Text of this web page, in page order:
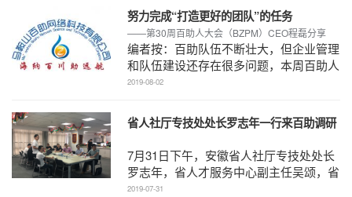
努力完成“打造更好的团队”的任务
——第30周百助人大会（BZPM）CEO程磊分享
编者按：百助队伍不断壮大，但企业管理
和队伍建设还存在很多问题，本周百助人
大会上CEO程磊在分享中指出，就部门
2019-08-02
省人社厅专技处处长罗志年一行来百助调研
7月31日下午，安徽省人社厅专技处处长
罗志年，省人才服务中心副主任吴颂，省
人社厅副调研员郭太峰一行到百助调研。
2019-07-31